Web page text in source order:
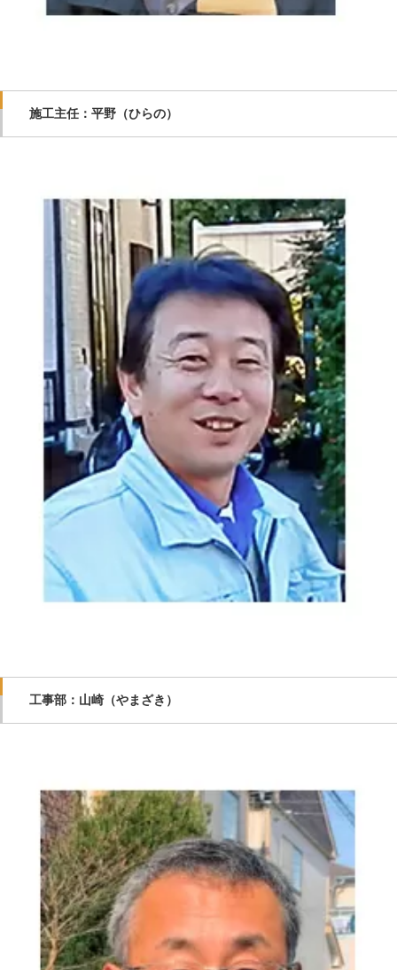
施工主任：平野（ひらの）
工事部：山崎（やまざき）